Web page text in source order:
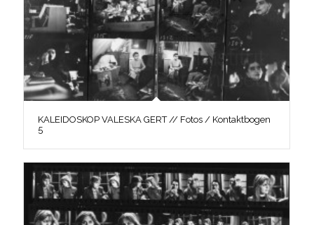
KALEIDOSKOP VALESKA GERT // Fotos / Kontaktbogen
5